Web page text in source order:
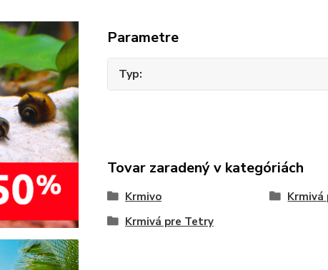
Parametre
Typ
Tovar zaradený v kategóriách
Krmivo Krmivá
Krmivá pre Tetry